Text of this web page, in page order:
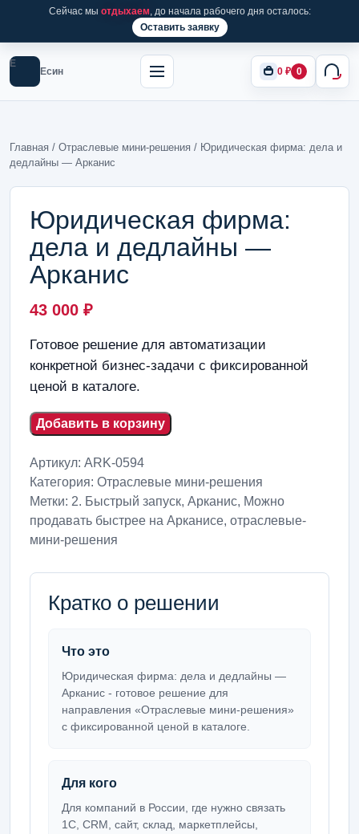
Сейчас мы отдыхаем, до начала рабочего дня осталось:
Оставить заявку
Е
Есин 0 ₽ 0
Главная / Отраслевые мини-решения / Юридическая фирма: дела и
дедлайны — Арканис
Юридическая фирма:
дела и дедлайны —
Арканис
43 000 ₽
Готовое решение для автоматизации
конкретной бизнес-задачи с фиксированной
ценой в каталоге.
Добавить в корзину
Артикул: ARK-0594
Категория: Отраслевые мини-решения
Метки: 2. Быстрый запуск, Арканис, Можно
продавать быстрее на Арканисе, отраслевые-
мини-решения
Кратко о решении
Что это
Юридическая фирма: дела и дедлайны —
Арканис - готовое решение для
направления «Отраслевые мини-решения»
с фиксированной ценой в каталоге.
Для кого
Для компаний в России, где нужно связать
1С, CRM, сайт, склад, маркетплейсы,